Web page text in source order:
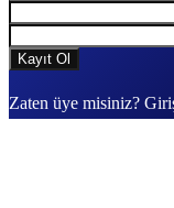
Zaten üye misiniz?